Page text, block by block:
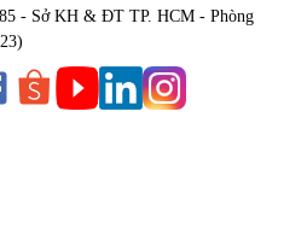
- Sở KH & ĐT TP. HCM - Phòng